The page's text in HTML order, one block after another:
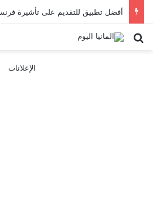
أفضل تطبيق للتقديم على تأشيرة فرنسا
بحث عن
الإعلانات